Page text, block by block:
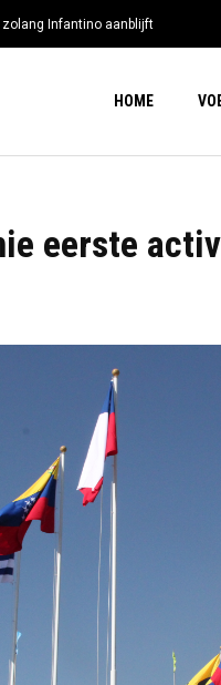
zolang Infantino aanblijft
HOME
eerste